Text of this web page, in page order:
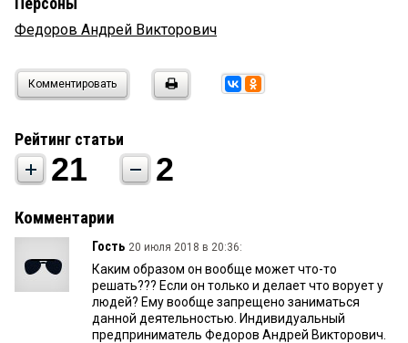
Федоров Андрей Викторович
Комментировать
Рейтинг статьи
21 2
Комментарии
Гость 20 июля 2018 в 20:36:
Каким образом он вообще может что-то
решать??? Если он только и делает что ворует у
людей? Ему вообще запрещено заниматься
данной деятельностью. Индивидуальный
предприниматель Федоров Андрей Викторович.